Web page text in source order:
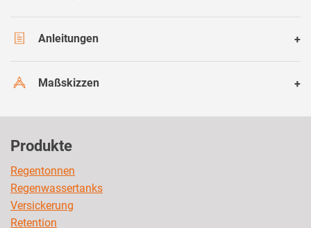
Anleitungen
Maßskizzen
Produkte
Regentonnen
Regenwassertanks
Versickerung
Retention